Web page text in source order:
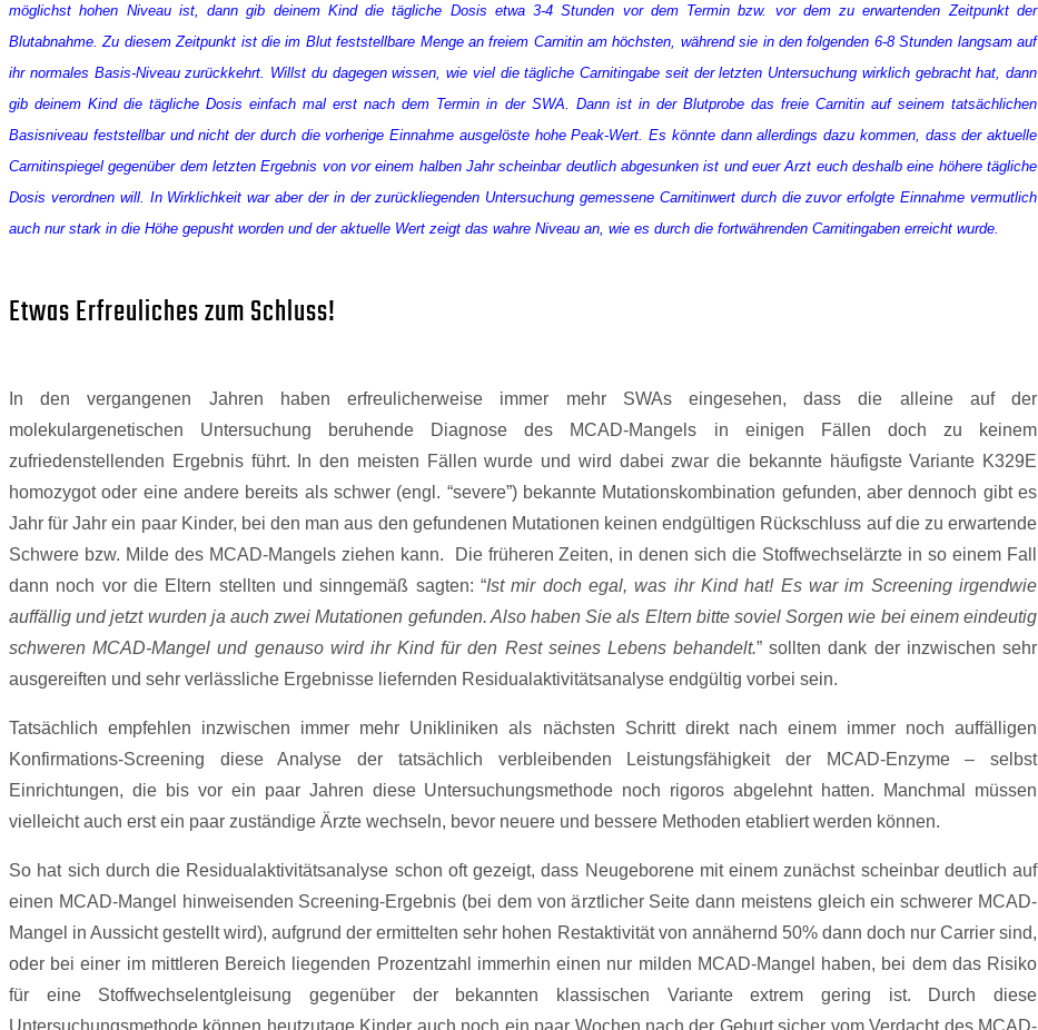
möglichst hohen Niveau ist, dann gib deinem Kind die tägliche Dosis etwa 3-4 Stunden vor dem Termin bzw. vor dem zu erwartenden Zeitpunkt der
Blutabnahme. Zu diesem Zeitpunkt ist die im Blut feststellbare Menge an freiem Carnitin am höchsten, während sie in den folgenden 6-8 Stunden langsam auf
ihr normales Basis-Niveau zurückkehrt. Willst du dagegen wissen, wie viel die tägliche Carnitingabe seit der letzten Untersuchung wirklich gebracht hat, dann
gib deinem Kind die tägliche Dosis einfach mal erst nach dem Termin in der SWA. Dann ist in der Blutprobe das freie Carnitin auf seinem tatsächlichen
Basisniveau feststellbar und nicht der durch die vorherige Einnahme ausgelöste hohe Peak-Wert. Es könnte dann allerdings dazu kommen, dass der aktuelle
Carnitinspiegel gegenüber dem letzten Ergebnis von vor einem halben Jahr scheinbar deutlich abgesunken ist und euer Arzt euch deshalb eine höhere tägliche
Dosis verordnen will. In Wirklichkeit war aber der in der zurückliegenden Untersuchung gemessene Carnitinwert durch die zuvor erfolgte Einnahme vermutlich
auch nur stark in die Höhe gepusht worden und der aktuelle Wert zeigt das wahre Niveau an, wie es durch die fortwährenden Carnitingaben erreicht wurde.
Etwas Erfreuliches zum Schluss!
In den vergangenen Jahren haben erfreulicherweise immer mehr SWAs eingesehen, dass die alleine auf der
molekulargenetischen Untersuchung beruhende Diagnose des MCAD-Mangels in einigen Fällen doch zu keinem
zufriedenstellenden Ergebnis führt. In den meisten Fällen wurde und wird dabei zwar die bekannte häufigste Variante K329E
homozygot oder eine andere bereits als schwer (engl. “severe”) bekannte Mutationskombination gefunden, aber dennoch gibt es
Jahr für Jahr ein paar Kinder, bei den man aus den gefundenen Mutationen keinen endgültigen Rückschluss auf die zu erwartende
Schwere bzw. Milde des MCAD-Mangels ziehen kann. Die früheren Zeiten, in denen sich die Stoffwechselärzte in so einem Fall
dann noch vor die Eltern stellten und sinngemäß sagten: “Ist mir doch egal, was ihr Kind hat! Es war im Screening irgendwie
auffällig und jetzt wurden ja auch zwei Mutationen gefunden. Also haben Sie als Eltern bitte soviel Sorgen wie bei einem eindeutig
schweren MCAD-Mangel und genauso wird ihr Kind für den Rest seines Lebens behandelt.” sollten dank der inzwischen sehr
ausgereiften und sehr verlässliche Ergebnisse liefernden Residualaktivitätsanalyse endgültig vorbei sein.
Tatsächlich empfehlen inzwischen immer mehr Unikliniken als nächsten Schritt direkt nach einem immer noch auffälligen
Konfirmations-Screening diese Analyse der tatsächlich verbleibenden Leistungsfähigkeit der MCAD-Enzyme – selbst
Einrichtungen, die bis vor ein paar Jahren diese Untersuchungsmethode noch rigoros abgelehnt hatten. Manchmal müssen
vielleicht auch erst ein paar zuständige Ärzte wechseln, bevor neuere und bessere Methoden etabliert werden können.
So hat sich durch die Residualaktivitätsanalyse schon oft gezeigt, dass Neugeborene mit einem zunächst scheinbar deutlich auf
einen MCAD-Mangel hinweisenden Screening-Ergebnis (bei dem von ärztlicher Seite dann meistens gleich ein schwerer MCAD-
Mangel in Aussicht gestellt wird), aufgrund der ermittelten sehr hohen Restaktivität von annähernd 50% dann doch nur Carrier sind,
oder bei einer im mittleren Bereich liegenden Prozentzahl immerhin einen nur milden MCAD-Mangel haben, bei dem das Risiko
für eine Stoffwechselentgleisung gegenüber der bekannten klassischen Variante extrem gering ist. Durch diese
Untersuchungsmethode können heutzutage Kinder auch noch ein paar Wochen nach der Geburt sicher vom Verdacht des MCAD-